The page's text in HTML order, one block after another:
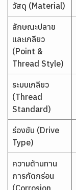
วัสดุ (Material)
ลักษณะปลาย
และเกลียว
(Point &
Thread Style)
ระบบเกลียว
(Thread
Standard)
ร่องขัน (Drive
Type)
ความต้านทาน
การกัดกร่อน
(Corrosion